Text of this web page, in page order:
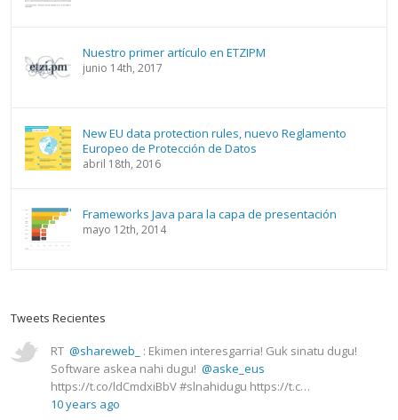
Nuestro primer artículo en ETZIPM
junio 14th, 2017
New EU data protection rules, nuevo Reglamento
Europeo de Protección de Datos
abril 18th, 2016
Frameworks Java para la capa de presentación
mayo 12th, 2014
Tweets Recientes
RT @shareweb_
: Ekimen interesgarria! Guk sinatu dugu!
Software askea nahi dugu! @aske_eus
https://t.co/ldCmdxiBbV #slnahidugu https://t.c…
10 years ago